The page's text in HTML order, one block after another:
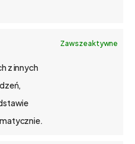
Zawsze aktywne
z innych